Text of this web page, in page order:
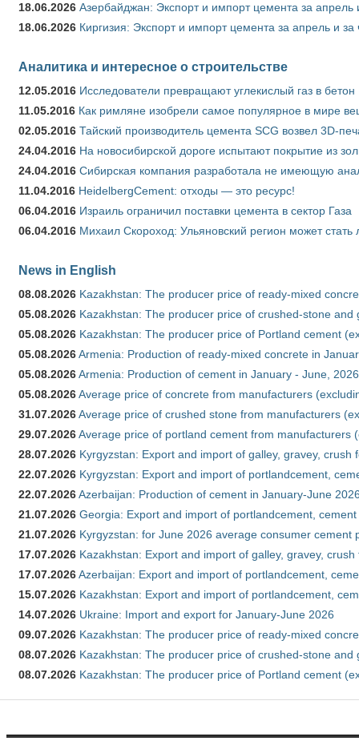
18.06.2026 Азербайджан: Экспорт и импорт цемента за
18.06.2026 Киргизия: Экспорт и импорт цемента за апрель и
Аналитика и интересное о строительстве
12.05.2016 Исследователи превращают углекислый газ в бетон
11.05.2016 Как римляне изобрели самое популярное в мире
02.05.2016 Тайский производитель цемента SCG возвел 3D-
24.04.2016 На новосибирской дороге испытают покрытие из
24.04.2016 Сибирская компания разработала не имеющую
11.04.2016 HeidelbergCement: отходы — это ресурс!
06.04.2016 Израиль ограничил поставки цемента в сектор Газа
06.04.2016 Михаил Скороход: Ульяновский регион может
News in English
08.08.2026 Kazakhstan: The producer price of ready-mixed
05.08.2026 Kazakhstan: The producer price of crushed-stone and
05.08.2026 Kazakhstan: The producer price of Portland cement
05.08.2026Armenia: Production of ready-mixed concrete in
05.08.2026Armenia: Production of cement in January - June, 2026
05.08.2026Average price of concrete from manufacturers
31.07.2026Average price of crushed stone from manufacturers
29.07.2026Average price of portland cement from manufacturers
28.07.2026 Kyrgyzstan: Export and import of galley, gravey,
22.07.2026 Kyrgyzstan: Export and import of portlandcement,
22.07.2026Azerbaijan: Production of cement in January-June
21.07.2026 Georgia: Export and import of portlandcement,
21.07.2026 Kyrgyzstan: for June 2026 average consumer cement
17.07.2026 Kazakhstan: Export and import of galley, gravey,
17.07.2026Azerbaijan: Export and import of portlandcement,
15.07.2026 Kazakhstan: Export and import of portlandcement,
14.07.2026 Ukraine: Import and export for January-June 2026
09.07.2026 Kazakhstan: The producer price of ready-mixed
08.07.2026 Kazakhstan: The producer price of crushed-stone and
08.07.2026 Kazakhstan: The producer price of Portland cement